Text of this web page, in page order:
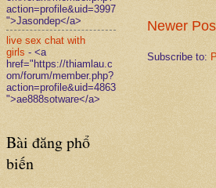
Newer
Subscribe to:
action=profile&uid=3997
">Jasondep</a>
live sex chat with
girls - <a
href="https://thiamlau.c
om/forum/member.php?
action=profile&uid=4863
">ae888sotware</a>
Bài đăng phổ
biến